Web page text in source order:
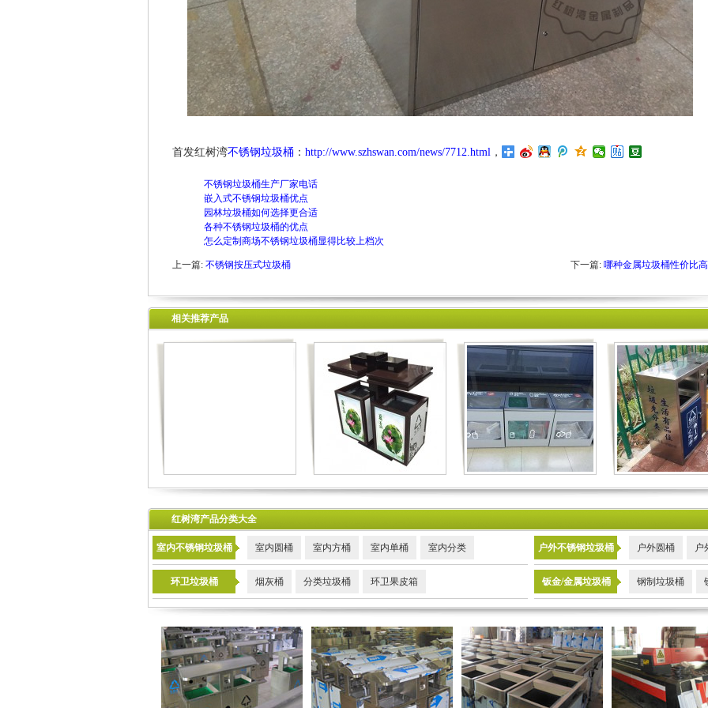
首发红树湾不锈钢垃圾桶 ： http://www.szhswan.com/news/7712.html ，
不锈钢垃圾桶生产厂家电话
嵌入式不锈钢垃圾桶优点
园林垃圾桶如何选择更合适
各种不锈钢垃圾桶的优点
怎么定制商场不锈钢垃圾桶显得比较上档次
上一篇: 不锈钢按压式垃圾桶 下一篇: 哪种金属垃圾桶性价比高
相关推荐产品
红树湾产品分类大全
室内不锈钢垃圾桶 室内圆桶 室内方桶 室内单桶 室内分类
环卫垃圾桶 烟灰桶 分类垃圾桶 环卫果皮箱
户外不锈钢垃圾桶 户外圆桶 户
钣金/金属垃圾桶 钢制垃圾桶